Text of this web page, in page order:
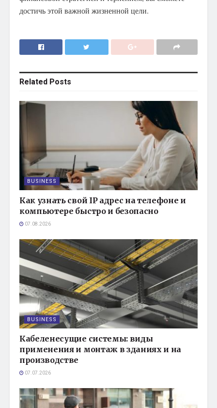
достичь этой важной жизненной цели.
Related Posts
BUSINESS
Как узнать свой IP адрес на телефоне и
компьютере быстро и безопасно
07.08.2026
BUSINESS
Кабеленесущие системы: виды
применения и монтаж в зданиях и на
производстве
07.07.2026